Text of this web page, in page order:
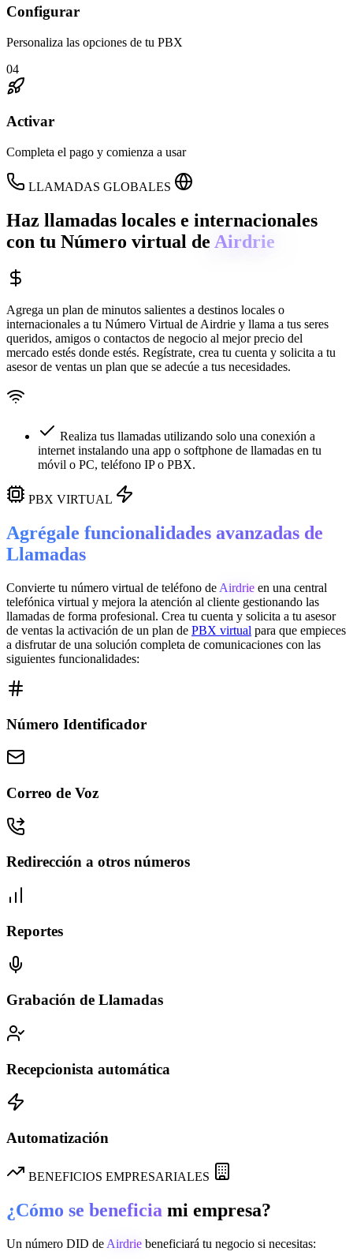
Configurar
Personaliza las opciones de tu PBX
04
Activar
Completa el pago y comienza a usar
LLAMADAS GLOBALES
Haz llamadas locales e internacionales
con tu Número virtual de Airdrie
Agrega un plan de minutos salientes a destinos locales o
internacionales a tu Número Virtual de Airdrie y llama a tus seres
queridos, amigos o contactos de negocio al mejor precio del
mercado estés donde estés. Regístrate, crea tu cuenta y solicita a tu
asesor de ventas un plan que se adecúe a tus necesidades.
Realiza tus llamadas utilizando solo una conexión a
internet instalando una app o softphone de llamadas en tu
móvil o PC, teléfono IP o PBX.
PBX VIRTUAL
Agrégale funcionalidades avanzadas de
Llamadas
Convierte tu número virtual de teléfono de Airdrie en una central
telefónica virtual y mejora la atención al cliente gestionando las
llamadas de forma profesional. Crea tu cuenta y solicita a tu asesor
de ventas la activación de un plan de PBX virtual para que empieces
a disfrutar de una solución completa de comunicaciones con las
siguientes funcionalidades:
Número Identificador
Correo de Voz
Redirección a otros números
Reportes
Grabación de Llamadas
Recepcionista automática
Automatización
BENEFICIOS EMPRESARIALES
¿Cómo se beneficia mi empresa?
Un número DID de Airdrie beneficiará tu negocio si necesitas: